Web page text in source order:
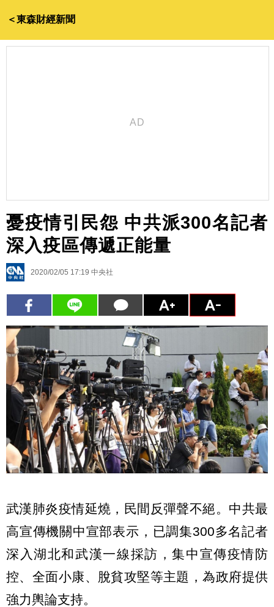
＜東森財經新聞
憂疫情引民怨 中共派300名記者
深入疫區傳遞正能量
2020/02/05 17:19 中央社
武漢肺炎疫情延燒，民間反彈聲不絕。中共最
高宣傳機關中宣部表示，已調集300多名記者
深入湖北和武漢一線採訪，集中宣傳疫情防
控、全面小康、脫貧攻堅等主題，為政府提供
強力輿論支持。